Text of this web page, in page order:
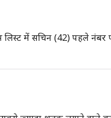
में सचिन (42) पहले नंबर